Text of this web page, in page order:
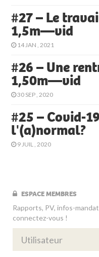
#27 – Le
1,5m—vid
14 JAN , 2021
#26 – Une
1,50m—vid
30 SEP , 2020
#25 – Covid-
l'(a)normal?
9 JUIL , 2020
ESPACE MEMBRES
Rapports, PV, infos-
connectez-vous !